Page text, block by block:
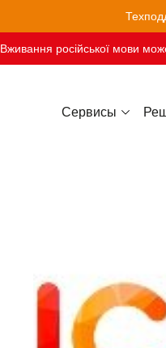
Вживання російської мови
Сервисы